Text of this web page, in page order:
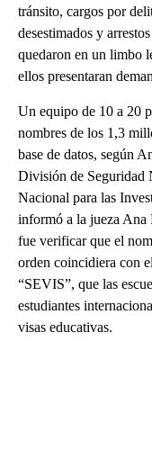
tránsito, cargos por
desestimados y
quedaron en un limbo
ellos presentaran
Un equipo de 10 a 20
nombres de los 1,3
base de datos, según
División de Seguridad
Nacional para las
informó a la jueza
fue verificar que el
orden coincidiera con
“SEVIS”, que las
estudiantes
visas educativas.